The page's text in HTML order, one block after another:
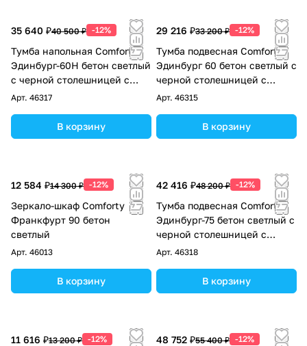
35 640 ₽40 500 ₽ -12%
Тумба напольная Comforty
Эдинбург-60Н бетон светлый
с черной столешницей с
раковиной Comforty 9111
Арт. 46317
В корзину
29 216 ₽33 200 ₽ -12%
Тумба подвесная Comforty
Эдинбург 60 бетон светлый с
черной столешницей с
раковиной Comforty 9111
Арт. 46315
В корзину
12 584 ₽14 300 ₽ -12%
Зеркало-шкаф Comforty
Франкфурт 90 бетон
светлый
Арт. 46013
В корзину
42 416 ₽48 200 ₽ -12%
Тумба подвесная Comforty
Эдинбург-75 бетон светлый с
черной столешницей с
раковиной Comforty T-Y9378
Арт. 46318
В корзину
11 616 ₽13 200 ₽ -12% 48 752 ₽55 400 ₽ -12%